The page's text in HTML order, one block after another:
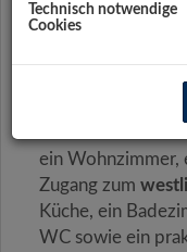
ein Wohnzimmer,
Zugang zum
Küche, ein
WC sowie ein
Technisch notwendige
Cookies